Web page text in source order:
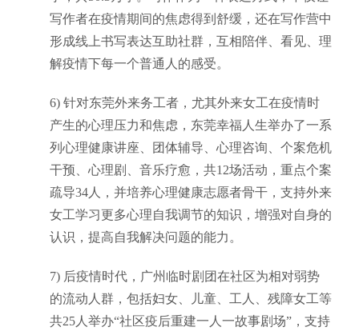
写作者在疫情期间的焦虑得到舒缓，还在写作营中
形成线上书写表达互助社群，互相陪伴、看见、理
解疫情下每一个普通人的感受。
6) 针对东莞外来务工者，尤其外来女工在疫情时
产生的心理压力和焦虑，东莞幸福人生举办了一系
列心理健康讲座、团体辅导、心理咨询、个案危机
干预、心理剧、音乐疗愈，共12场活动，重点个案
疏导34人，并培养心理健康志愿者骨干，支持外来
女工学习更多心理自我调节的知识， 增强对自身的
认识 ，提高自我解决问题的能力 。
7) 后疫情时代，广州临时剧团在社区为相对弱势
的流动人群，包括妇女、儿童、工人、残障女工等
共25人举办“社区疫后重建一人一故事剧场”，支持